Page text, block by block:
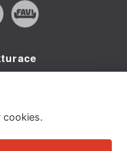
587
cookies.